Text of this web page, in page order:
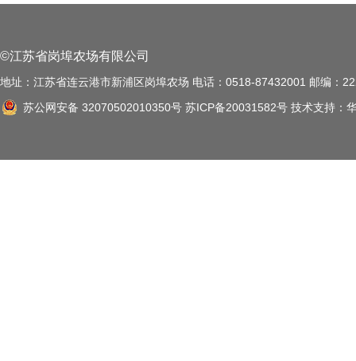
©江苏省岗埠农场有限公司
地址：江苏省连云港市新浦区岗埠农场 电话：0518-87432001 邮编：
苏公网安备 32070502010350号 苏ICP备20031582号 技术支持：